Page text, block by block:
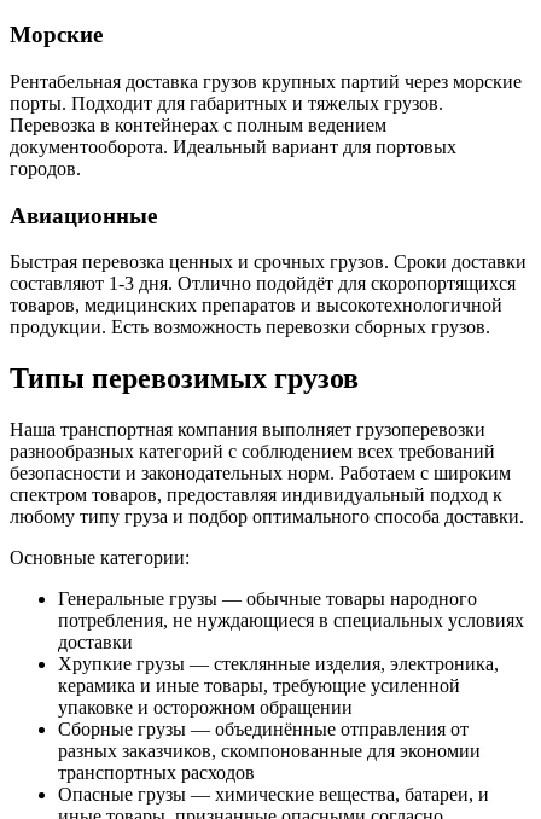
Морские
Рентабельная доставка грузов крупных партий через морские
порты. Подходит для габаритных и тяжелых грузов.
Перевозка в контейнерах с полным ведением
документооборота. Идеальный вариант для портовых
городов.
Авиационные
Быстрая перевозка ценных и срочных грузов. Сроки доставки
составляют 1-3 дня. Отлично подойдёт для скоропортящихся
товаров, медицинских препаратов и высокотехнологичной
продукции. Есть возможность перевозки сборных грузов.
Типы перевозимых грузов
Наша транспортная компания выполняет грузоперевозки
разнообразных категорий с соблюдением всех требований
безопасности и законодательных норм. Работаем с широким
спектром товаров, предоставляя индивидуальный подход к
любому типу груза и подбор оптимального способа доставки.
Основные категории:
Генеральные грузы — обычные товары народного
потребления, не нуждающиеся в специальных условиях
доставки
Хрупкие грузы — стеклянные изделия, электроника,
керамика и иные товары, требующие усиленной
упаковке и осторожном обращении
Сборные грузы — объединённые отправления от
разных заказчиков, скомпонованные для экономии
транспортных расходов
Опасные грузы — химические вещества, батареи, и